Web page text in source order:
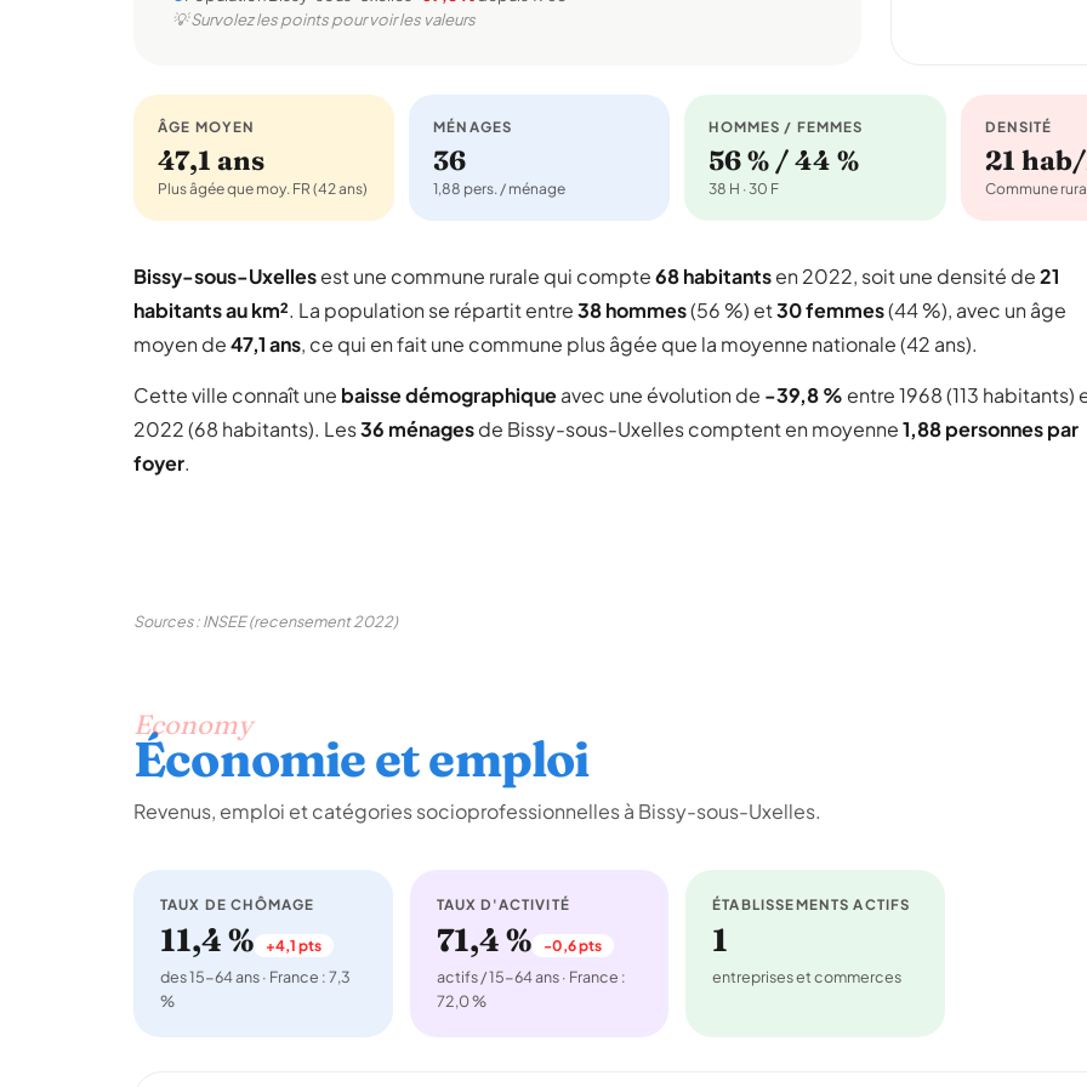
💡 Survolez les points pour voir les valeurs
ÂGE MOYEN
47,1 ans
Plus âgée que moy. FR (42 ans)
MÉNAGES
36
1,88 pers. / ménage
HOMMES / FEMMES
56 % / 44 %
38 H · 30 F
DENSITÉ
21
Commune
Bissy-sous-Uxellesest une commune rurale qui compte68 habitantsen 2022, soit une densité de21
habitants au km². La population se répartit entre38 hommes(56 %) et30 femmes(44 %), avec un âge
moyen de47,1 ans, ce qui en fait une commune plus âgée que la moyenne nationale (42 ans).
Cette ville connaît une baisse démographiqueavec une évolution de -39,8 % entre 1968 (113 habitants)
2022 (68 habitants). Les36 ménagesde Bissy-sous-Uxelles comptent en moyenne1,88 personnes par
foyer.
Sources : INSEE (recensement 2022)
Economy
Économie et emploi
Revenus, emploi et catégories socioprofessionnelles à Bissy-sous-Uxelles.
TAUX DE CHÔMAGE
11,4 % +4,1 pts
des 15-64 ans · France : 7,3
%
TAUX D'ACTIVITÉ
71,4 % -0,6 pts
actifs / 15-64 ans · France :
72,0 %
ÉTABLISSEMENTS ACTIFS
1
entreprises et commerces